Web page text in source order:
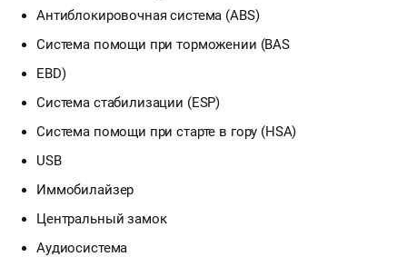
Антиблокировочная система (ABS)
Система помощи при торможении (BAS
EBD)
Система стабилизации (ESP)
Система помощи при старте в гору (HSA)
USB
Иммобилайзер
Центральный замок
Аудиосистема